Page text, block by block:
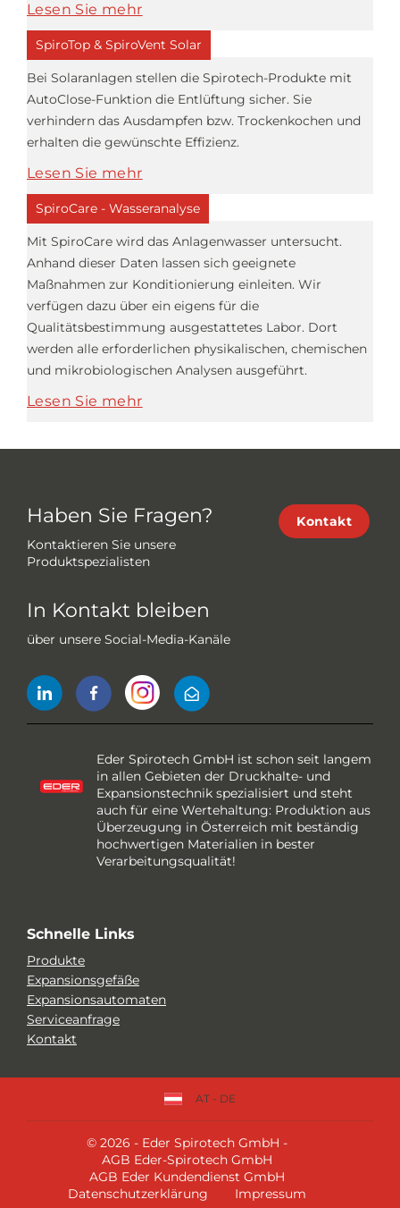
Lesen Sie mehr
SpiroTop & SpiroVent Solar
Bei Solaranlagen stellen die Spirotech-Produkte mit
AutoClose-Funktion die Entlüftung sicher. Sie
verhindern das Ausdampfen bzw. Trockenkochen und
erhalten die gewünschte Effizienz.
Lesen Sie mehr
SpiroCare - Wasseranalyse
Mit SpiroCare wird das Anlagenwasser untersucht.
Anhand dieser Daten lassen sich geeignete
Maßnahmen zur Konditionierung einleiten. Wir
verfügen dazu über ein eigens für die
Qualitätsbestimmung ausgestattetes Labor. Dort
werden alle erforderlichen physikalischen, chemischen
und mikrobiologischen Analysen ausgeführt.
Lesen Sie mehr
Haben Sie Fragen?
Kontaktieren Sie unsere
Produktspezialisten
Kontakt
In Kontakt bleiben
über unsere Social-Media-Kanäle
Eder Spirotech GmbH ist schon seit langem
in allen Gebieten der Druckhalte- und
Expansionstechnik spezialisiert und steht
auch für eine Wertehaltung: Produktion aus
Überzeugung in Österreich mit beständig
hochwertigen Materialien in bester
Verarbeitungsqualität!
Schnelle Links
Produkte
Expansionsgefäße
Expansionsautomaten
Serviceanfrage
Kontakt
© 2026 - Eder Spirotech GmbH -
AGB Eder-Spirotech GmbH
AGB Eder Kundendienst GmbH
Datenschutzerklärung
Impressum
AT - DE